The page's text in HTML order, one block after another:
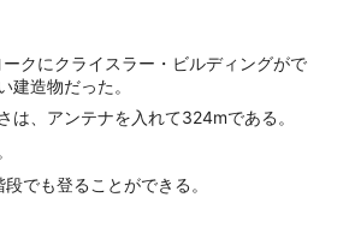
クにクライスラー・ビルディングがで
建造物だった。
は、アンテナを入れて324mである。
でも登ることができる。